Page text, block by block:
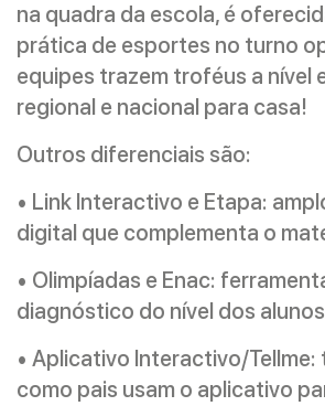
na quadra da escola, é
prática de esportes no turno
equipes trazem troféus a nível
regional e nacional para casa!
Outros diferenciais são:
• Link Interactivo e Etapa:
digital que complementa o
• Olimpíadas e Enac:
diagnóstico do nível dos alunos
• Aplicativo Interactivo/
como pais usam o aplicativo